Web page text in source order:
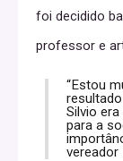
foi decidido
professor e
“Estou
Silvio
para a
vereador